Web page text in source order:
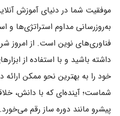
موفقیت شما در دنیای آموزش
به‌روزرسانی مداوم استراتژی‌ها و
فناوری‌های نوین است. از امروز
داشته باشید و با استفاده از
خود را به بهترین نحو ممکن ارائه
شماست؛ آینده‌ای که با دانش،
پیشرو مانند دوره ساز رقم